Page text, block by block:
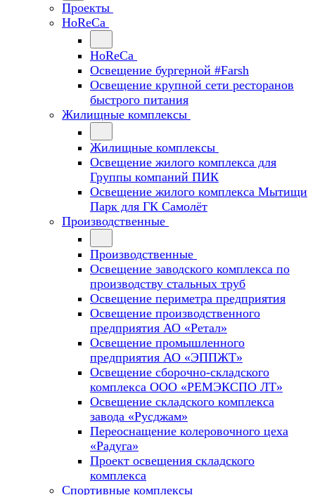
Проекты
HoReCa
HoReCa
Освещение бургерной #Farsh
Освещение крупной сети ресторанов
быстрого питания
Жилищные комплексы
Жилищные комплексы
Освещение жилого комплекса для
Группы компаний ПИК
Освещение жилого комплекса Мытищи
Парк для ГК Самолёт
Производственные
Производственные
Освещение заводского комплекса по
производству стальных труб
Освещение периметра предприятия
Освещение производственного
предприятия АО «Ретал»
Освещение промышленного
предприятия АО «ЭППЖТ»
Освещение сборочно-складского
комплекса ООО «РЕМЭКСПО ЛТ»
Освещение складского комплекса
завода «Русджам»
Переоснащение колеровочного цеха
«Радуга»
Проект освещения складского
комплекса
Спортивные комплексы